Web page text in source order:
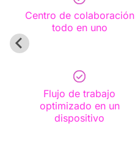
Centro de colaboración
todo en uno
Flujo de trabajo
optimizado en un
dispositivo